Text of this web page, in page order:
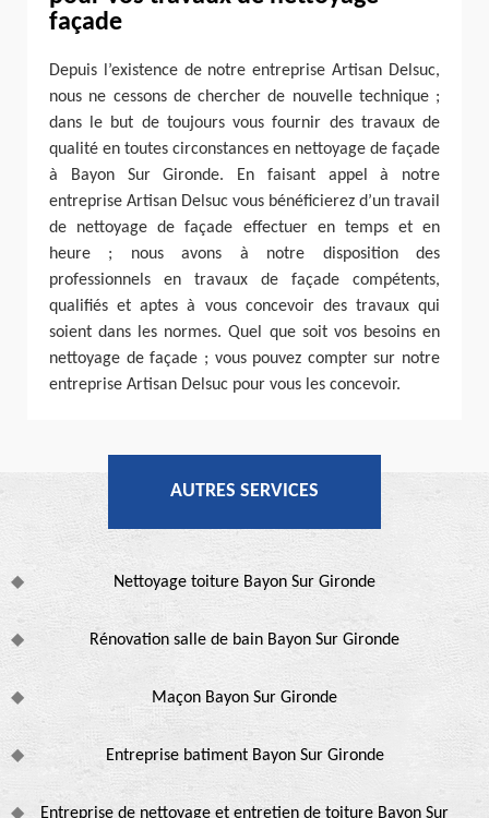
façade
Depuis l’existence de notre entreprise Artisan Delsuc,
nous ne cessons de chercher de nouvelle technique ;
dans le but de toujours vous fournir des travaux de
qualité en toutes circonstances en nettoyage de façade
à Bayon Sur Gironde. En faisant appel à notre
entreprise Artisan Delsuc vous bénéficierez d’un travail
de nettoyage de façade effectuer en temps et en
heure ; nous avons à notre disposition des
professionnels en travaux de façade compétents,
qualifiés et aptes à vous concevoir des travaux qui
soient dans les normes. Quel que soit vos besoins en
nettoyage de façade ; vous pouvez compter sur notre
entreprise Artisan Delsuc pour vous les concevoir.
AUTRES SERVICES
Nettoyage toiture Bayon Sur Gironde
Rénovation salle de bain Bayon Sur Gironde
Maçon Bayon Sur Gironde
Entreprise batiment Bayon Sur Gironde
Entreprise de nettoyage et entretien de toiture Bayon Sur